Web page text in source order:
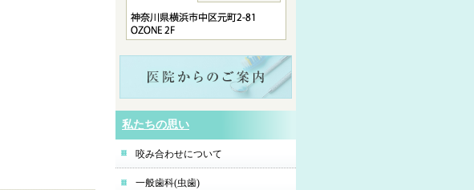
私たちの思い
咬み合わせについて
一般歯科(虫歯)